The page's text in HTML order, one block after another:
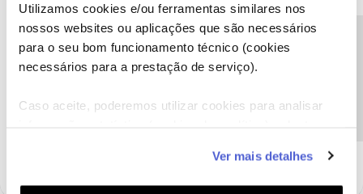
Utilizamos cookies e/ou ferramentas similares nos
nossos websites ou aplicações que são necessários
para o seu bom funcionamento técnico (cookies
necessários para a prestação de serviço).
Caso aceite, poderemos utilizar cookies para analisar
funcionalidades (cookies de personalização e
funcionalidade) e adaptar anúncios aos seus interesses
Ver mais detalhes
H HARRIET DORA REA AUTOR Forum|Forum|4 years ago
I still have not received a reply. I am now receiving threats from
legal reps. Can you pleas help me resolve this issue as it’s a